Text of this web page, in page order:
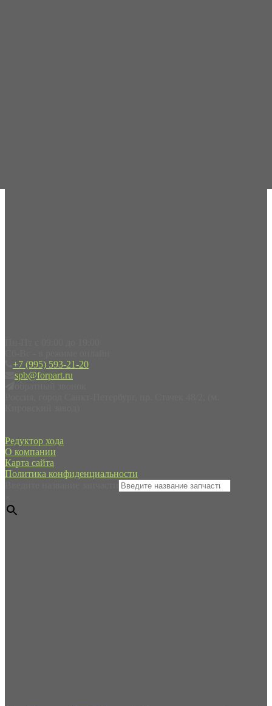
+7 (995) 593-21-20
spb@forpart.ru
Редуктор хода
О компании
Карта сайта
Политика конфиденциальности